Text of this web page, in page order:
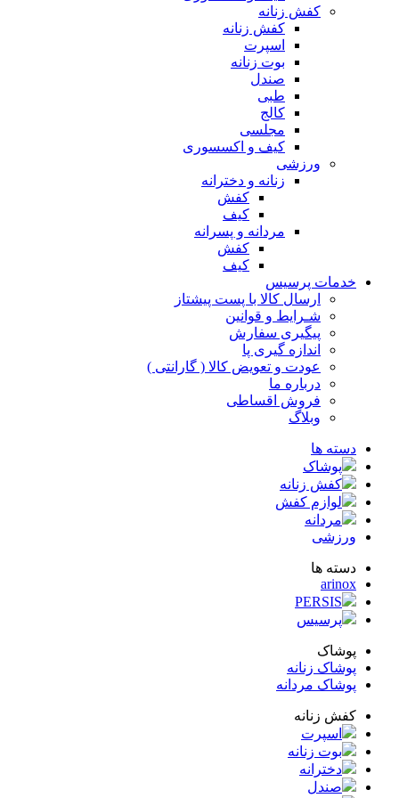
کفش زنانه
کفش زنانه
اسپرت
بوت زنانه
مجلسی
کیف و اکسسوری
ورزشی
زنانه و دخترانه
مردانه و پسرانه
پرسیس
ارسال کالا با پست پیشتاز
شـرایط و قوانین
پیگیری سفارش
اندازه گیری پا
عودت و تعویض کالا ( گارانتی )
درباره ما
فروش اقساطی
ها
پوشاک
کفش زنانه
لوازم کفش
مردانه
ها
PERSIS
پرسیس
زنانه
مردانه
زنانه
اسپرت
بوت زنانه
دخترانه
صندل